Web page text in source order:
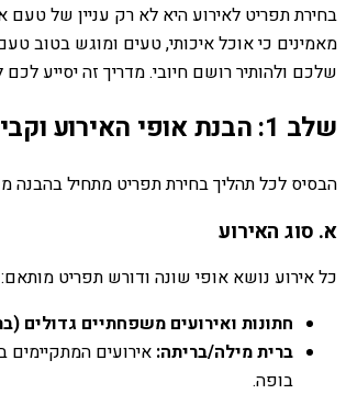
בחירת תפריט לאירוע היא לא רק עניין של
מאמינים כי אוכל איכותי, טעים ומוגש בטוב
שלכם ולהותיר רושם חיובי. מדריך זה יסייע
שלב 1: הבנת אופי האירוע וקביעת תקציב
הבסיס לכל תהליך בחירת תפריט מתחיל
א. סוג האירוע
כל אירוע נושא אופי שונה ודורש תפריט מותאם:
חתונות ואירועים משפחתיים גדולים
ברית מילה/בריתה: אירועים המתקיימים
בופה.